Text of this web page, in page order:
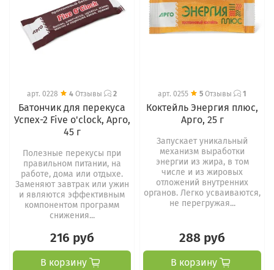
арт. 0228 4 Отзывы 2
Батончик для перекуса
Успех-2 Five o'clock, Арго,
45 г
Полезные перекусы при
правильном питании, на
работе, дома или отдыхе.
Заменяют завтрак или ужин
и являются эффективным
компонентом программ
снижения...
216 руб
В корзину
арт. 0255 5 Отзывы 1
Коктейль Энергия плюс,
Арго, 25 г
Запускает уникальный
механизм выработки
энергии из жира, в том
числе и из жировых
отложений внутренних
органов. Легко усваиваются,
не перегружая...
288 руб
В корзину